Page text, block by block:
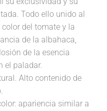
Todo ello unido al
del tomate y la
de la albahaca,
de la esencia
el paladar.
Alto contenido de
apariencia similar a